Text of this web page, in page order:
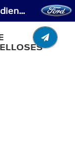
Schlüssel und Funk-Fernbedienungen - Fernbedienung - Fahrzeuge ausgestattet mit Schlüsselloses Schließsystem